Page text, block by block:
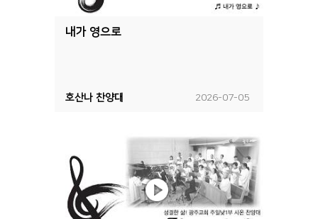
내가 영으로
2026-07-05
호산나 찬양대